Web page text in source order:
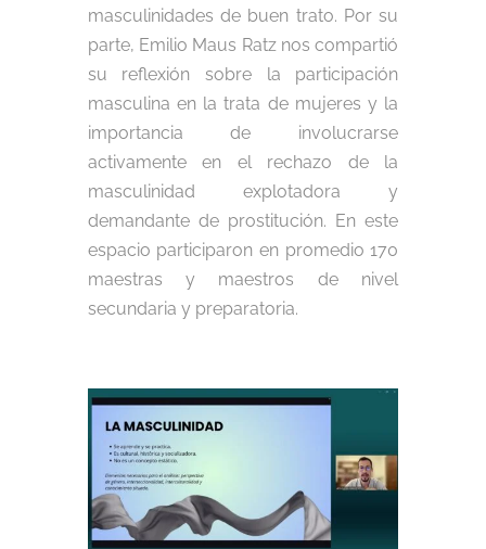
masculinidades de buen trato. Por su
parte, Emilio Maus Ratz nos compartió
su reflexión sobre la participación
masculina en la trata de mujeres y la
importancia de involucrarse
activamente en el rechazo de la
masculinidad explotadora y
demandante de prostitución. En este
espacio participaron en promedio 170
maestras y maestros de nivel
secundaria y preparatoria.